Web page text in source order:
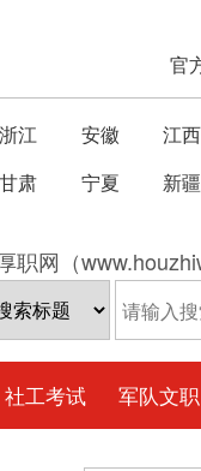
官
浙江 安徽 江西
甘肃 宁夏 新疆
职网（
社工考试 军队文职